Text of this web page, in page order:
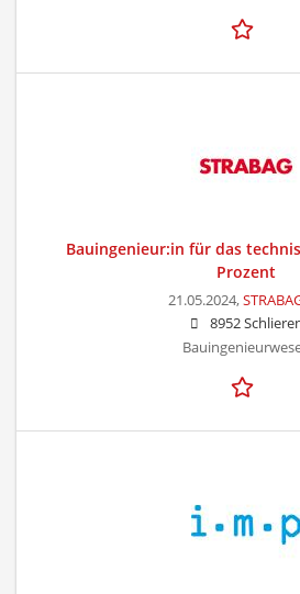
Bauingenieur:in für das
Prozent
21.05.2024,
8952